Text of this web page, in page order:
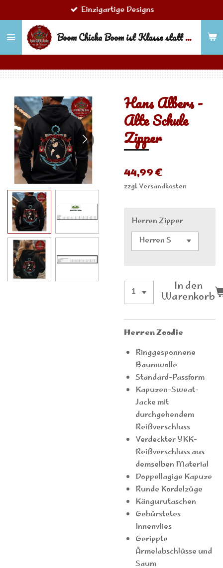
Hauptinhalt
springen
Boom Chicka Boom ist Klasse statt Masse!
Einzigartige Designs
Hans Albers -
Alte Schule
Zipper
44,99 €
zzgl. Versandkosten
Herren Zipper
In den
Warenkorb
Herren Zoodie
Ringgesponnene
Baumwolle
Standard-Passform
Kapuzen-Sweat-
Jacke mit
durchgehendem
Reißverschluss
Verdeckter YKK-
Reißverschluss aus
demselben Material
Doppellagige Kapuze
Runde Kordelzüge
Kängurutaschen
Gebürstetes
Innenvlies
Gerippte
Ärmelabschlüsse und
Saum